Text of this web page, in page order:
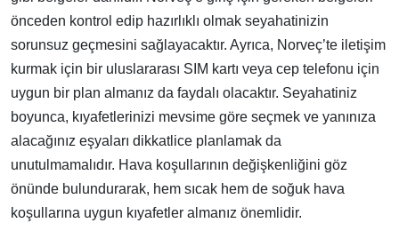
önceden kontrol edip hazırlıklı olmak seyahatinizin
sorunsuz geçmesini sağlayacaktır. Ayrıca, Norveç’te iletişim
kurmak için bir uluslararası SIM kartı veya cep telefonu için
uygun bir plan almanız da faydalı olacaktır. Seyahatiniz
boyunca, kıyafetlerinizi mevsime göre seçmek ve yanınıza
alacağınız eşyaları dikkatlice planlamak da
unutulmamalıdır. Hava koşullarının değişkenliğini göz
önünde bulundurarak, hem sıcak hem de soğuk hava
koşullarına uygun kıyafetler almanız önemlidir.